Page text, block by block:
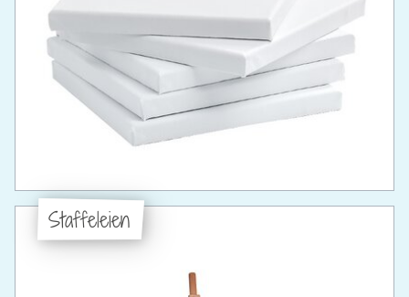
Staffeleien